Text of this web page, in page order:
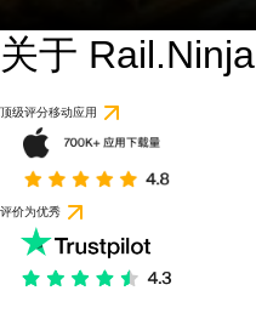
关于 Rail.Ninja
顶级评分移动应用
评价为优秀